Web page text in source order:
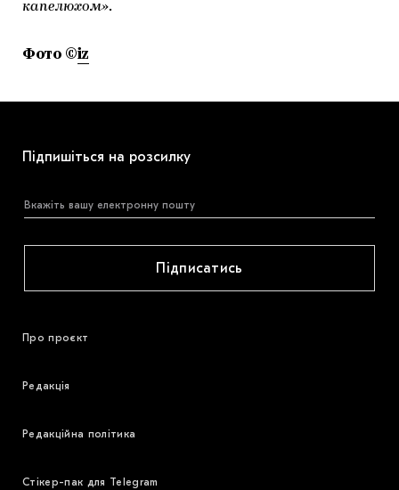
капелюхом».
Фото ©iz
Підпишіться на розсилку
Підписатись
Про проєкт
Редакція
Редакційна політика
Стікер-пак для Telegram